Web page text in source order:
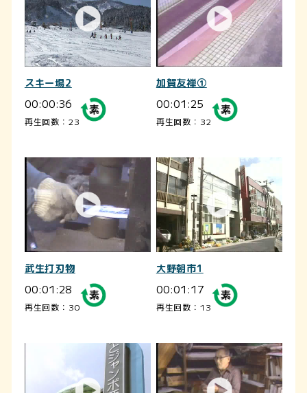
スキー場2
00:00:36
再生回数：23
加賀友禅①
00:01:25
再生回数：32
武生打刃物
00:01:28
再生回数：30
大野朝市1
00:01:17
再生回数：13